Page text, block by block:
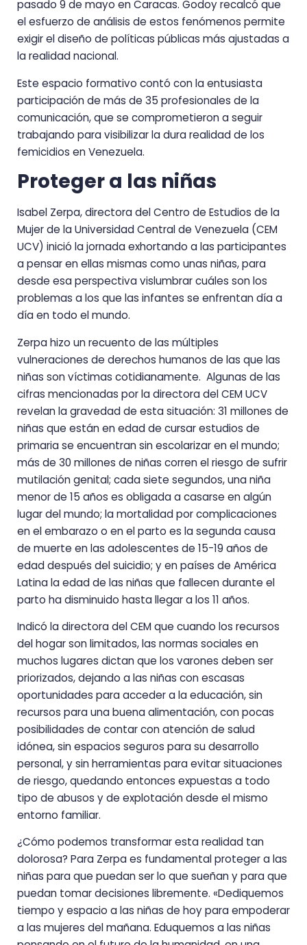
pasado 9 de mayo en Caracas. Godoy recalcó que
el esfuerzo de análisis de estos fenómenos permite
exigir el diseño de políticas públicas más ajustadas a
la realidad nacional.
Este espacio formativo contó con la entusiasta
participación de más de 35 profesionales de la
comunicación, que se comprometieron a seguir
trabajando para visibilizar la dura realidad de los
femicidios en Venezuela.
Proteger a las niñas
Isabel Zerpa, directora del Centro de Estudios de la
Mujer de la Universidad Central de Venezuela (CEM
UCV) inició la jornada exhortando a las participantes
a pensar en ellas mismas como unas niñas, para
desde esa perspectiva vislumbrar cuáles son los
problemas a los que las infantes se enfrentan día a
día en todo el mundo.
Zerpa hizo un recuento de las múltiples
vulneraciones de derechos humanos de las que las
niñas son víctimas cotidianamente. Algunas de las
cifras mencionadas por la directora del CEM UCV
revelan la gravedad de esta situación: 31 millones de
niñas que están en edad de cursar estudios de
primaria se encuentran sin escolarizar en el mundo;
más de 30 millones de niñas corren el riesgo de sufrir
mutilación genital; cada siete segundos, una niña
menor de 15 años es obligada a casarse en algún
lugar del mundo; la mortalidad por complicaciones
en el embarazo o en el parto es la segunda causa
de muerte en las adolescentes de 15-19 años de
edad después del suicidio; y en países de América
Latina la edad de las niñas que fallecen durante el
parto ha disminuido hasta llegar a los 11 años.
Indicó la directora del CEM que cuando los recursos
del hogar son limitados, las normas sociales en
muchos lugares dictan que los varones deben ser
priorizados, dejando a las niñas con escasas
oportunidades para acceder a la educación, sin
recursos para una buena alimentación, con pocas
posibilidades de contar con atención de salud
idónea, sin espacios seguros para su desarrollo
personal, y sin herramientas para evitar situaciones
de riesgo, quedando entonces expuestas a todo
tipo de abusos y de explotación desde el mismo
entorno familiar.
¿Cómo podemos transformar esta realidad tan
dolorosa? Para Zerpa es fundamental proteger a las
niñas para que puedan ser lo que sueñan y para que
puedan tomar decisiones libremente. «Dediquemos
tiempo y espacio a las niñas de hoy para empoderar
a las mujeres del mañana. Eduquemos a las niñas